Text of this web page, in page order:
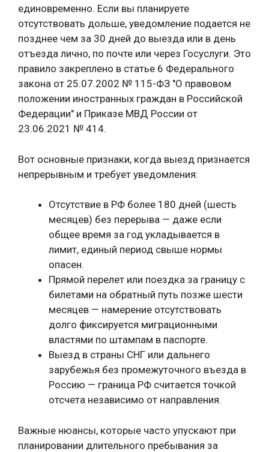
единовременно. Если вы планируете
отсутствовать дольше, уведомление подается не
позднее чем за 30 дней до выезда или в день
отъезда лично, по почте или через Госуслуги. Это
правило закреплено в статье 6 Федерального
закона от 25.07.2002 № 115-ФЗ "О правовом
положении иностранных граждан в Российской
Федерации" и Приказе МВД России от
23.06.2021 № 414.
Вот основные признаки, когда выезд признается
непрерывным и требует уведомления:
Отсутствие в РФ более 180 дней (шесть
месяцев) без перерыва — даже если
общее время за год укладывается в
лимит, единый период свыше нормы
опасен.
Прямой перелет или поездка за границу с
билетами на обратный путь позже шести
месяцев — намерение отсутствовать
долго фиксируется миграционными
властями по штампам в паспорте.
Выезд в страны СНГ или дальнего
зарубежья без промежуточного въезда в
Россию — граница РФ считается точкой
отсчета независимо от направления.
Важные нюансы, которые часто упускают при
планировании длительного пребывания за